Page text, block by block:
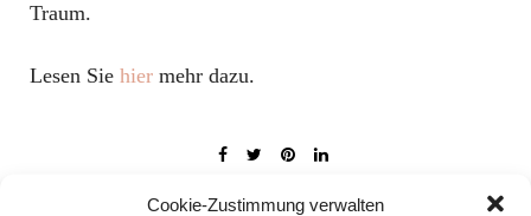
Cookie-Zustimmung verwalten
Traum.
Lesen Sie hier mehr dazu.